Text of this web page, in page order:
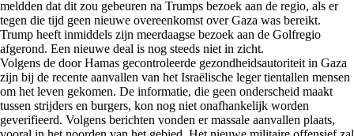
meldden dat dit zou gebeuren na Trumps bezoek aan de regio, als er
tegen die tijd geen nieuwe overeenkomst over Gaza was bereikt.
Trump heeft inmiddels zijn meerdaagse bezoek aan de Golfregio
afgerond. Een nieuwe deal is nog steeds niet in zicht.
Volgens de door Hamas gecontroleerde gezondheidsautoriteit in Gaza
zijn bij de recente aanvallen van het Israëlische leger tientallen mensen
om het leven gekomen. De informatie, die geen onderscheid maakt
tussen strijders en burgers, kon nog niet onafhankelijk worden
geverifieerd. Volgens berichten vonden er massale aanvallen plaats,